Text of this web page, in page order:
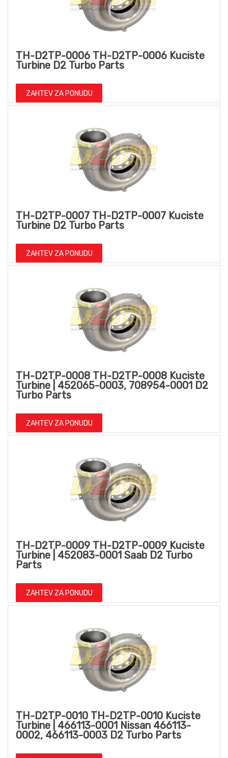
TH-D2TP-0006 TH-D2TP-0006 Kuciste
Turbine D2 Turbo Parts
ZAHTEV ZA PONUDU
TH-D2TP-0007 TH-D2TP-0007 Kuciste
Turbine D2 Turbo Parts
ZAHTEV ZA PONUDU
TH-D2TP-0008 TH-D2TP-0008 Kuciste
Turbine | 452065-0003, 708954-0001 D2
Turbo Parts
ZAHTEV ZA PONUDU
TH-D2TP-0009 TH-D2TP-0009 Kuciste
Turbine | 452083-0001 Saab D2 Turbo
Parts
ZAHTEV ZA PONUDU
TH-D2TP-0010 TH-D2TP-0010 Kuciste
Turbine | 466113-0001 Nissan 466113-
0002, 466113-0003 D2 Turbo Parts